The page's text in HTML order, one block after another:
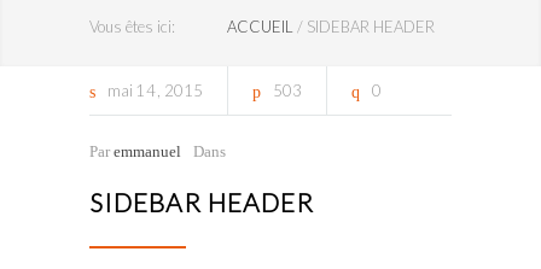
Vous êtes ici: ACCUEIL / SIDEBAR HEADER
mai 14 2015 503 0
Par emmanuel Dans
SIDEBAR HEADER